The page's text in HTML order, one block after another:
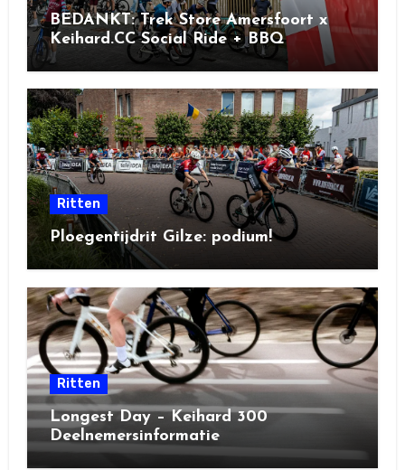
BEDANKT: Trek Store Amersfoort x
Keihard.CC Social Ride + BBQ
Ritten
Ploegentijdrit Gilze: podium!
Ritten
Longest Day – Keihard 300
Deelnemersinformatie